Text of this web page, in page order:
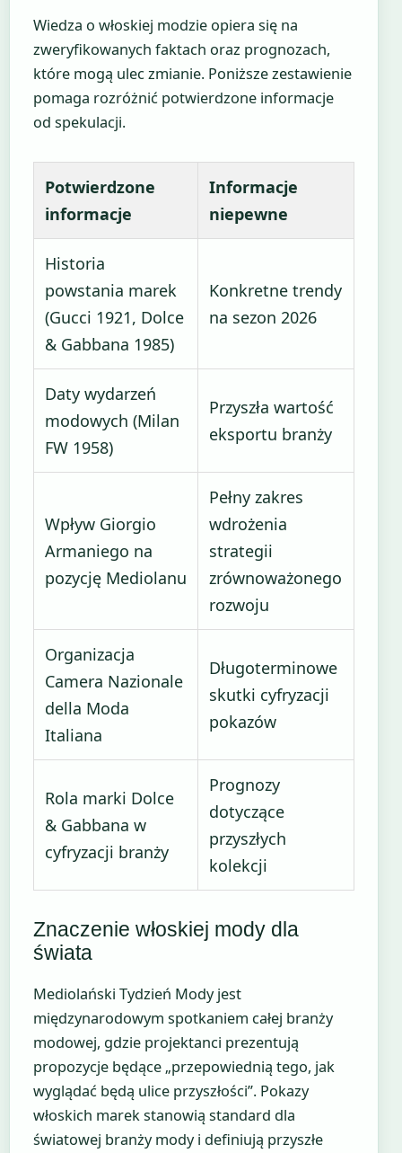
Wiedza o włoskiej modzie opiera się na
zweryfikowanych faktach oraz prognozach,
które mogą ulec zmianie. Poniższe zestawienie
pomaga rozróżnić potwierdzone informacje
od spekulacji.
Potwierdzone
informacje
Informacje
niepewne
Historia
powstania marek
(Gucci 1921, Dolce
& Gabbana 1985)
Konkretne trendy
na sezon 2026
Daty wydarzeń
modowych (Milan
FW 1958)
Przyszła wartość
eksportu branży
Wpływ Giorgio
Armaniego na
pozycję Mediolanu
Pełny zakres
wdrożenia
strategii
zrównoważonego
rozwoju
Organizacja
Camera Nazionale
della Moda
Italiana
Długoterminowe
skutki cyfryzacji
pokazów
Rola marki Dolce
& Gabbana w
cyfryzacji branży
Prognozy
dotyczące
przyszłych
kolekcji
Znaczenie włoskiej mody dla
świata
Mediolański Tydzień Mody jest
międzynarodowym spotkaniem całej branży
modowej, gdzie projektanci prezentują
propozycje będące „przepowiednią tego, jak
wyglądać będą ulice przyszłości”. Pokazy
włoskich marek stanowią standard dla
światowej branży mody i definiują przyszłe